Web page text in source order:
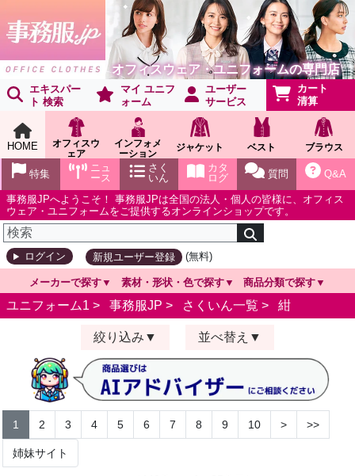
オフィスウェア・ユニフォームの専門店
エキスパー
ト 検索
マイ ユニフ
ォーム
ユーザー
サービス
カート
清算
HOME
オフィスウ
ェア
インフォメ
ーション
ショールー
ム
ジャケット ベスト ブラウス
Q&A
質問
カタ
ログ
さく
いん
ニュ
ース
特集
事務服JPへようこそ！ 事務服JPは全国の法人・個人の皆様に、オフィス
ウェア・ユニフォームをご提供するオンラインショップです。
ログイン 新規ユーザー登録 (無料)
メーカーで探す 素材・形状・色で探す 商品分類で探す
ユニフォーム1 > 事務服JP > さくいん一覧 > 紺
絞り込み 並べ替え
1 2 3 4 5 6 7 8 9 10 > >>
姉妹サイト